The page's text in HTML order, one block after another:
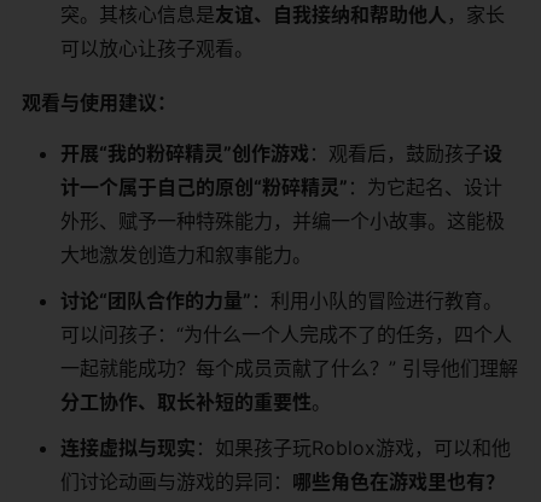
突。其核心信息是友谊、自我接纳和帮助他人 ，家长
可以放心让孩子观看。
观看与使用建议：
开展“我的粉碎精灵”创作游戏 ：观看后，鼓励孩子设
计一个属于自己的原创“粉碎精灵” ：为它起名、设计
外形、赋予一种特殊能力，并编一个小故事。这能极
大地激发创造力和叙事能力。
讨论“团队合作的力量” ：利用小队的冒险进行教育。
可以问孩子：“为什么一个人完成不了的任务，四个人
一起就能成功？每个成员贡献了什么？” 引导他们理解
分工协作、取长补短的重要性。
连接虚拟与现实 ：如果孩子玩Roblox游戏，可以和他
们讨论动画与游戏的异同： 哪些角色在游戏里也有？